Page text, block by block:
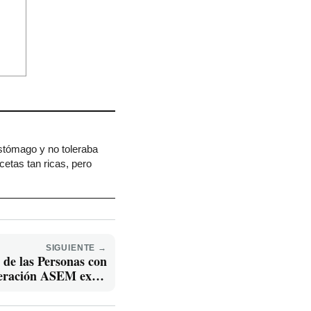
y no toleraba
tan ricas, pero
SIGUIENTE →
las Personas con
ASEM exige
neuromusculares